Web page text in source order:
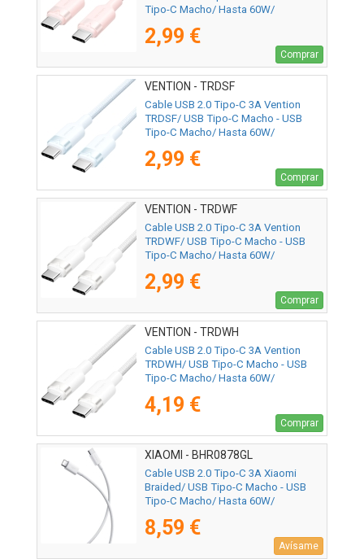
Tipo-C Macho/ Hasta 60W/
2,99 €
Comprar
VENTION - TRDSF
Cable USB 2.0 Tipo-C 3A Vention
TRDSF/ USB Tipo-C Macho - USB
Tipo-C Macho/ Hasta 60W/
2,99 €
Comprar
VENTION - TRDWF
Cable USB 2.0 Tipo-C 3A Vention
TRDWF/ USB Tipo-C Macho - USB
Tipo-C Macho/ Hasta 60W/
2,99 €
Comprar
VENTION - TRDWH
Cable USB 2.0 Tipo-C 3A Vention
TRDWH/ USB Tipo-C Macho - USB
Tipo-C Macho/ Hasta 60W/
4,19 €
Comprar
XIAOMI - BHR0878GL
Cable USB 2.0 Tipo-C 3A Xiaomi
Braided/ USB Tipo-C Macho - USB
Tipo-C Macho/ Hasta 60W/
8,59 €
Avísame